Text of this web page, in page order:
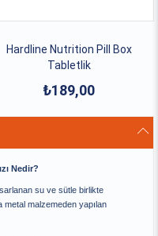
Hardline Nutrition Pill Box
Tabletlik
₺189,00
Nedir?
su ve sütle birlikte
metal malzemeden yapılan